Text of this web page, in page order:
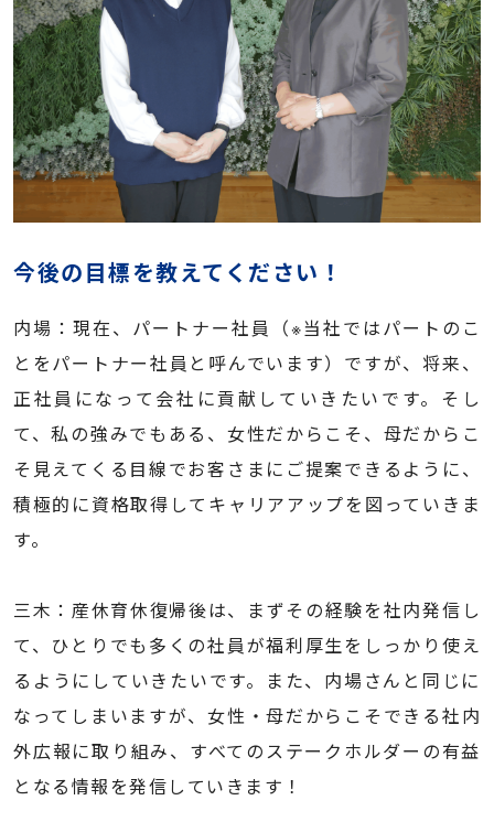
今後の目標を教えてください！
内場：現在、パートナー社員（※当社ではパートのこ
とをパートナー社員と呼んでいます）ですが、将来、
正社員になって会社に貢献していきたいです。そし
て、私の強みでもある、女性だからこそ、母だからこ
そ見えてくる目線でお客さまにご提案できるように、
積極的に資格取得してキャリアアップを図っていきま
す。
三木：産休育休復帰後は、まずその経験を社内発信し
て、ひとりでも多くの社員が福利厚生をしっかり使え
るようにしていきたいです。また、内場さんと同じに
なってしまいますが、女性・母だからこそできる社内
外広報に取り組み、すべてのステークホルダーの有益
となる情報を発信していきます！